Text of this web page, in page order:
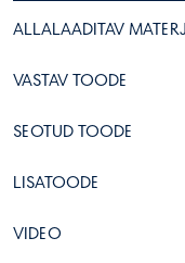
ALLALAADITAV
VASTAV TOODE
SEOTUD TOODE
LISATOODE
VIDEO